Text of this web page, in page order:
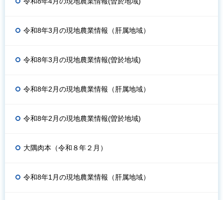
令和8年3月の現地農業情報（肝属地域）
令和8年3月の現地農業情報(曽於地域)
令和8年2月の現地農業情報（肝属地域）
令和8年2月の現地農業情報(曽於地域)
大隅肉本（令和８年２月）
令和8年1月の現地農業情報（肝属地域）